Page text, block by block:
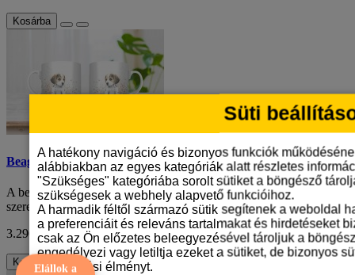
Kosárba
Beagle kölyök mintás bögre
A beagle kölyök mintás bögre az ideális választás azoknak, akik
szeretik ezt a különleges kutyafajtá..
3.290 FtÁFA nélkül: 2.591 Ft
Kosárba
Elállok a
Süti
A hatékony navigáció és bizonyos funkciók
alábbiakban az egyes kategóriák alatt részletes
"Szükséges" kategóriába sorolt sütiket a böngésző
szükségesek a webhely alapvető funkcióihoz.
A harmadik féltől származó sütik segítenek a weboldal
a preferenciáit és releváns tartalmakat és hirdetéseket
csak az Ön előzetes beleegyezésével tároljuk a
engedélyezi vagy letiltja ezeket a sütiket, de bizonyos
böngészési élményt.